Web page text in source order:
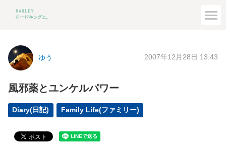
ゆう 2007年12月28日 13:43
風邪薬とユンケルパワー
Diary(日記) Family Life(ファミリー)